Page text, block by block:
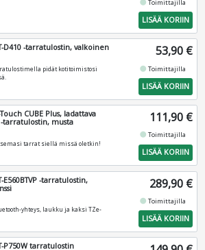
fiber_manual_recordToimittajilla
LISÄÄ KORIIN
D410 -tarratulostin, valkoinen
pidät kotitoimistosi
53,90 €
fiber_manual_recordToimittajilla
LISÄÄ KORIIN
CUBE Plus, ladattava
tarratulostin, musta
tarrat siellä missä oletkin!
111,90 €
fiber_manual_recordToimittajilla
LISÄÄ KORIIN
E560BTVP -tarratulostin,
yhteys, laukku ja kaksi TZe-
289,90 €
fiber_manual_recordToimittajilla
LISÄÄ KORIIN
P750W tarratulostin